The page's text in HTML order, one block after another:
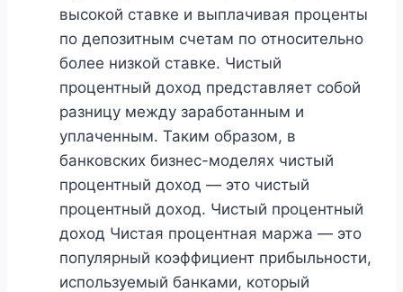
высокой ставке и выплачивая проценты
по депозитным счетам по относительно
более низкой ставке. Чистый
процентный доход представляет собой
разницу между заработанным и
уплаченным. Таким образом, в
банковских бизнес-моделях чистый
процентный доход — это чистый
процентный доход. Чистый процентный
доход Чистая процентная маржа — это
популярный коэффициент прибыльности,
используемый банками, который